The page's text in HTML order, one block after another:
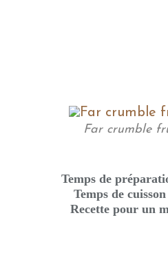
Far crumble
Temps de
Temps de
Recette pour un